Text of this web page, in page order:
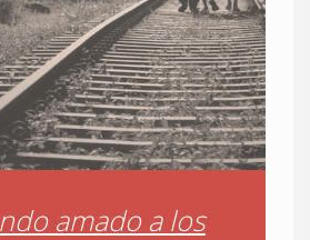
amado a los